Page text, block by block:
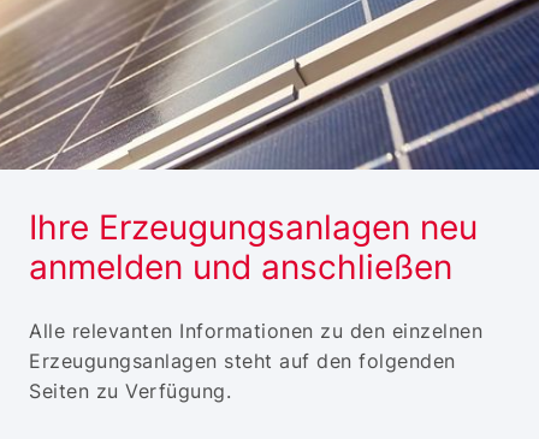
Ihre Erzeugungsanlagen neu
anmelden und anschließen
Alle relevanten Informationen zu den einzelnen
Erzeugungsanlagen steht auf den folgenden
Seiten zu Verfügung.